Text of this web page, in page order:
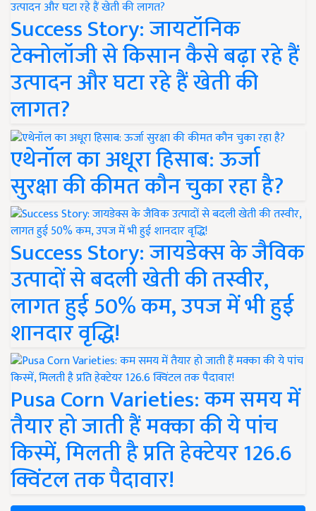
Success Story: जायटॉनिक
टेक्नोलॉजी से किसान कैसे बढ़ा रहे हैं
उत्पादन और घटा रहे हैं खेती की
लागत?
एथेनॉल का अधूरा हिसाब: ऊर्जा
सुरक्षा की कीमत कौन चुका रहा है?
Success Story: जायडेक्स के जैविक
उत्पादों से बदली खेती की तस्वीर,
लागत हुई 50% कम, उपज में भी हुई
शानदार वृद्धि!
Pusa Corn Varieties: कम समय में
तैयार हो जाती हैं मक्का की ये पांच
किस्में, मिलती है प्रति हेक्टेयर 126.6
क्विंटल तक पैदावार!